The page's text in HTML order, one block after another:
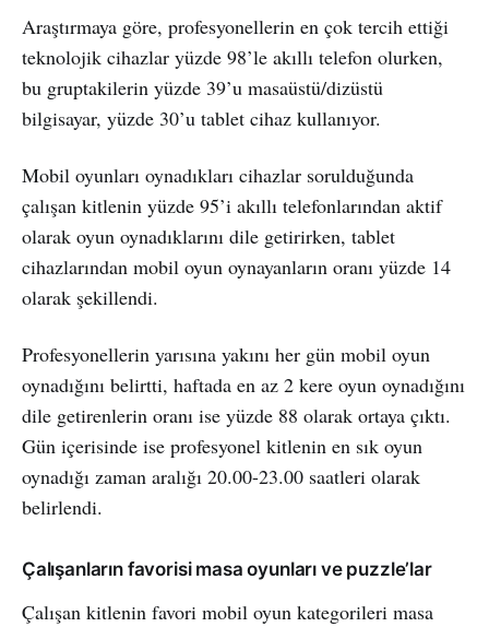
Araştırmaya göre, profesyonellerin en çok tercih ettiği
teknolojik cihazlar yüzde 98’le akıllı telefon olurken,
bu gruptakilerin yüzde 39’u masaüstü/dizüstü
bilgisayar, yüzde 30’u tablet cihaz kullanıyor.
Mobil oyunları oynadıkları cihazlar sorulduğunda
çalışan kitlenin yüzde 95’i akıllı telefonlarından aktif
olarak oyun oynadıklarını dile getirirken, tablet
cihazlarından mobil oyun oynayanların oranı yüzde 14
olarak şekillendi.
Profesyonellerin yarısına yakını her gün mobil oyun
oynadığını belirtti, haftada en az 2 kere oyun oynadığını
dile getirenlerin oranı ise yüzde 88 olarak ortaya çıktı.
Gün içerisinde ise profesyonel kitlenin en sık oyun
oynadığı zaman aralığı 20.00-23.00 saatleri olarak
belirlendi.
Çalışanların favorisi masa oyunları ve puzzle’lar
Çalışan kitlenin favori mobil oyun kategorileri masa